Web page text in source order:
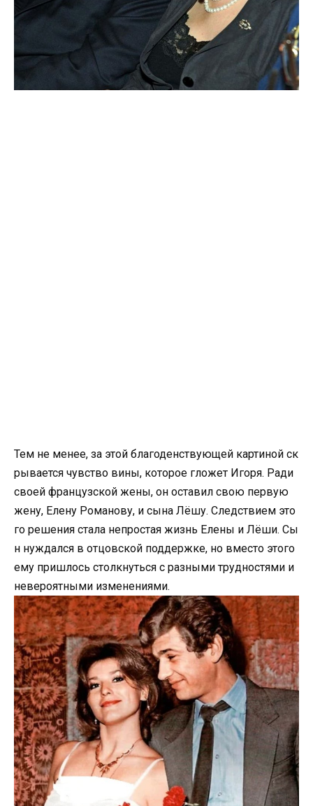
Тем не менее, за этой благоденствующей картиной ск
рывается чувство вины, которое гложет Игоря. Ради
своей французской жены, он оставил свою первую
жену, Елену Романову, и сына Лёшу. Следствием это
го решения стала непростая жизнь Елены и Лёши. Сы
н нуждался в отцовской поддержке, но вместо этого
ему пришлось столкнуться с разными трудностями и
невероятными изменениями.